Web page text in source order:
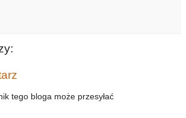
tego bloga może przesyłać